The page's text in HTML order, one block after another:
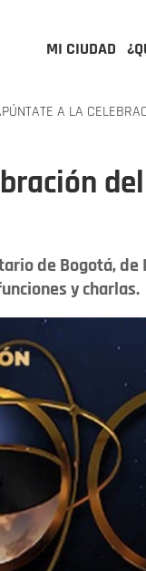
MI CIUDAD
A LA
de Bogotá,
y charlas.